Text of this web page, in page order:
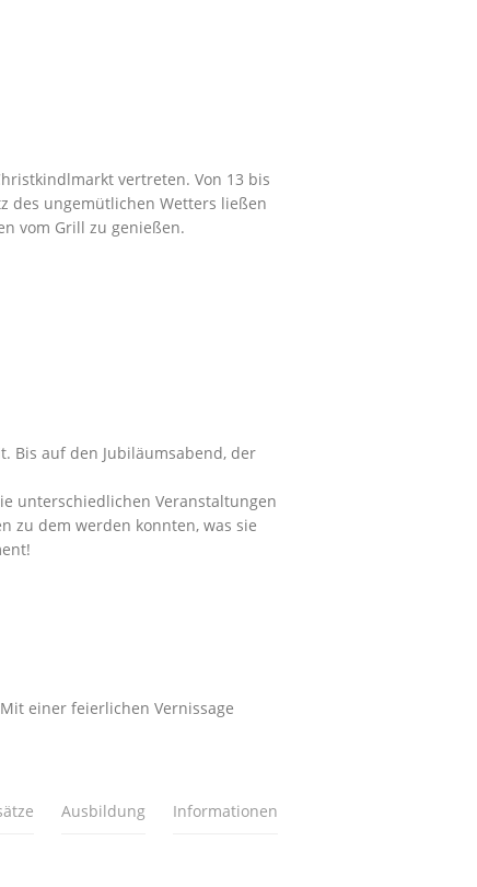
Ausbildung Informationen
vertreten. Von 13 bis
des ungemütlichen Wetters ließen
vom Grill zu genießen.
Bis auf den Jubiläumsabend, der
unterschiedlichen Veranstaltungen
zu dem werden konnten, was sie
einer feierlichen Vernissage